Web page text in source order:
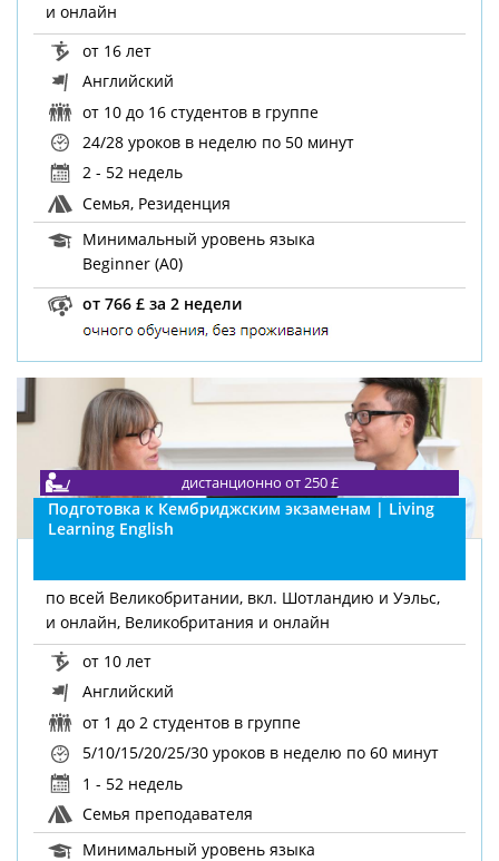
и онлайн
от 16 лет
Английский
от 10 до 16 студентов в группе
24/28 уроков в неделю по 50 минут
2 - 52 недель
Семья, Резиденция
Минимальный уровень языка
Beginner (A0)
от 766 £ за 2 недели
Подготовка к Кембриджским экзаменам | Living
Learning English
дистанционно от 250 £
по всей Великобритании, вкл. Шотландию и Уэльс,
и онлайн, Великобритания и онлайн
от 10 лет
Английский
от 1 до 2 студентов в группе
5/10/15/20/25/30 уроков в неделю по 60 минут
1 - 52 недель
Семья преподавателя
Минимальный уровень языка